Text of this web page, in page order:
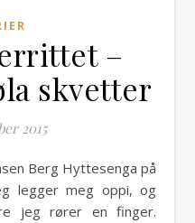
–
skvetter
2015
legger meg oppi, og
jeg rører en finger.